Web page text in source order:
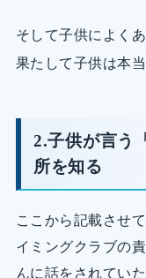
そして子供によく
果たして子供は本
2.子供が言う
所を知る
ここから記載させ
イミングクラブの
んに話をされてい